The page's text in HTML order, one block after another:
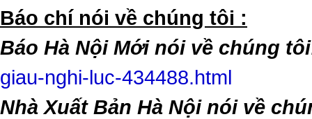
​Báo chí nói về chúng tôi :
Báo Hà Nội Mới nói về chúng
giau-nghi-luc-434488.html
Nhà Xuất Bản Hà Nội nói về